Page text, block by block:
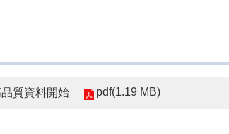
質資料開始 pdf(1.19 MB)